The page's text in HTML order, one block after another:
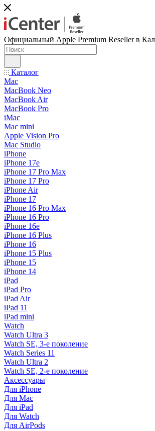
Официальный Apple Premium Reseller в
Каталог
Mac
MacBook Neo
MacBook Air
MacBook Pro
iMac
Mac mini
Apple Vision Pro
Mac Studio
iPhone
iPhone 17e
iPhone 17 Pro Max
iPhone 17 Pro
iPhone Air
iPhone 17
iPhone 16 Pro Max
iPhone 16 Pro
iPhone 16e
iPhone 16 Plus
iPhone 16
iPhone 15 Plus
iPhone 15
iPhone 14
iPad
iPad Pro
iPad Air
iPad 11
iPad mini
Watch
Watch Ultra 3
Watch SE, 3-е поколение
Watch Series 11
Watch Ultra 2
Watch SE, 2-е поколение
Аксессуары
Для iPhone
Для Mac
Для iPad
Для Watch
Для AirPods